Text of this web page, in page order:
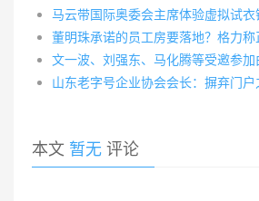
董明珠承诺的员工房要落地？格力
本文 暂无 评论